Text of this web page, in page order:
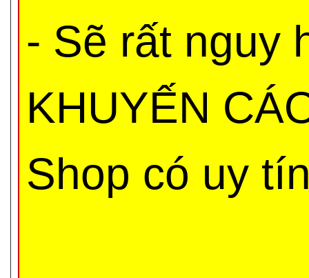
- Sẽ rất nguy
KHUYẾN
Shop có uy